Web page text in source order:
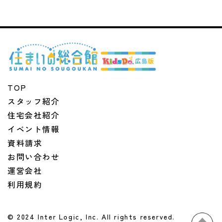
TOP
スタッフ紹介
住宅会社紹介
イベント情報
資料請求
お問い合わせ
運営会社
利用規約
© 2024 Inter Logic, Inc. All rights reserved.